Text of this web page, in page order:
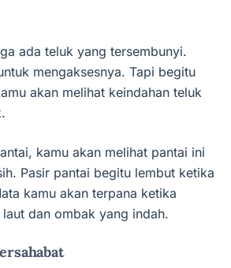
ada teluk yang tersembunyi.
mengaksesnya. Tapi begitu
akan melihat keindahan teluk
kamu akan melihat pantai ini
Pasir pantai begitu lembut ketika
kamu akan terpana ketika
dan ombak yang indah.